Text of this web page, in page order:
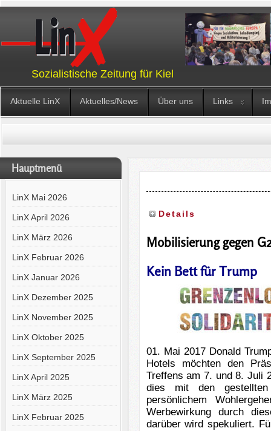
Sozialistische Zeitung für Kiel
Aktuelle LinX Aktuelles/News Über uns Links
Hauptmenü
LinX Mai 2026
LinX April 2026
LinX März 2026
LinX Februar 2026
LinX Januar 2026
LinX Dezember 2025
LinX November 2025
LinX Oktober 2025
LinX September 2025
LinX April 2025
LinX März 2025
LinX Februar 2025
Details
Mobilisierung gegen
Kein Bett für Trump
01. Mai 2017 Donald
Hotels möchten den
Treffens am 7. und 8. Juli
dies mit den gestellten
persönlichem
Werbewirkung durch
darüber wird spekuliert.